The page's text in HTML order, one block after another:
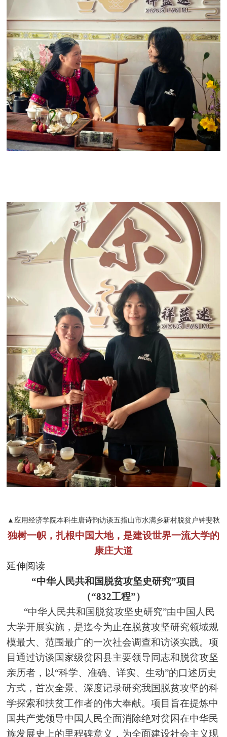
▲应用经济学院本科生唐诗韵访谈五指山市水满乡新村脱贫户钟斐秋
独树一帜，扎根中国大地，是建设世界一流大学的
康庄大道
延伸阅读
“中华人民共和国脱贫攻坚史研究”项目
（“832工程”）
“中华人民共和国脱贫攻坚史研究”由中国人民
大学开展实施，是迄今为止在脱贫攻坚研究领域规
模最大、范围最广的一次社会调查和访谈实践。项
目通过访谈国家级贫困县主要领导同志和脱贫攻坚
亲历者，以“科学、准确、详实、生动”的口述历史
方式，首次全景、深度记录研究我国脱贫攻坚的科
学探索和扶贫工作者的伟大奉献。项目旨在提炼中
国共产党领导中国人民全面消除绝对贫困在中华民
族发展史上的里程碑意义，为全面建设社会主义现